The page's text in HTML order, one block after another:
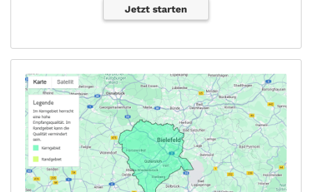
Jetzt starten